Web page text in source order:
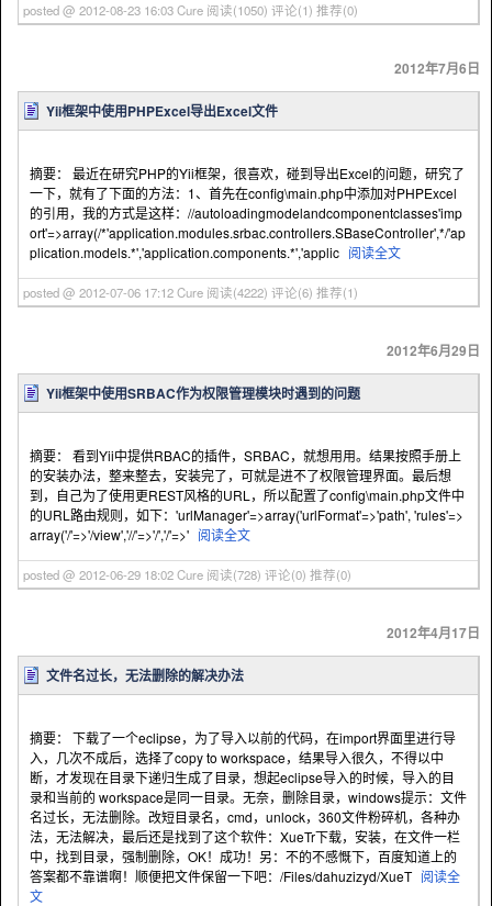
posted @ 2012-08-23 16:03 Cure 阅读(1050) 评论(1) 推荐(0)
2012年7月6日
Yii框架中使用PHPExcel导出Excel文件
摘要： 最近在研究PHP的Yii框架，很喜欢，碰到导出Excel的问题，研究了
一下，就有了下面的方法：1、首先在config\main.php中添加对PHPExcel
的引用，我的方式是这样：//autoloadingmodelandcomponentclasses'imp
ort'=>array(/*'application.modules.srbac.controllers.SBaseController',*/'ap
plication.models.*','application.components.*','applic 阅读全文
posted @ 2012-07-06 17:12 Cure 阅读(4222) 评论(6) 推荐(1)
2012年6月29日
Yii框架中使用SRBAC作为权限管理模块时遇到的问题
摘要： 看到Yii中提供RBAC的插件，SRBAC，就想用用。结果按照手册上
的安装办法，整来整去，安装完了，可就是进不了权限管理界面。最后想
到，自己为了使用更REST风格的URL，所以配置了config\main.php文件中
的URL路由规则，如下：'urlManager'=>array('urlFormat'=>'path', 'rules'=>
array('/'=>'/view','//'=>'/','/'=>' 阅读全文
posted @ 2012-06-29 18:02 Cure 阅读(728) 评论(0) 推荐(0)
2012年4月17日
文件名过长，无法删除的解决办法
摘要： 下载了一个eclipse，为了导入以前的代码，在import界面里进行导
入，几次不成后，选择了copy to workspace，结果导入很久，不得以中
断，才发现在目录下递归生成了目录，想起eclipse导入的时候，导入的目
录和当前的 workspace是同一目录。无奈，删除目录，windows提示：文件
名过长，无法删除。改短目录名，cmd，unlock，360文件粉碎机，各种办
法，无法解决，最后还是找到了这个软件：XueTr下载，安装，在文件一栏
中，找到目录，强制删除，OK！成功！另：不的不感慨下，百度知道上的
答案都不靠谱啊！顺便把文件保留一下吧：/Files/dahuzizyd/XueT 阅读全
文